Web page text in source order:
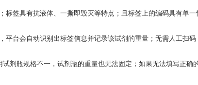
具有抗液体、一撕即毁灭等特点；且标签上的编码具有单一
会自动识别出标签信息并记录该试剂的重量；无需人工扫码
瓶规格不一，试剂瓶的重量也无法固定；如果无法填写正确